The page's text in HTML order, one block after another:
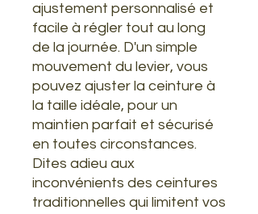
ajustement personnalisé et
facile à régler tout au long
de la journée. D'un simple
mouvement du levier, vous
pouvez ajuster la ceinture à
la taille idéale, pour un
maintien parfait et sécurisé
en toutes circonstances.
Dites adieu aux
inconvénients des ceintures
traditionnelles qui limitent vos